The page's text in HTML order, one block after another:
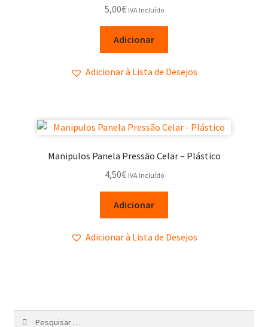
5,00€ IVA Incluído
Adicionar
Adicionar à Lista de Desejos
Manipulos Panela Pressão Celar – Plástico
4,50€ IVA Incluído
Adicionar
Adicionar à Lista de Desejos